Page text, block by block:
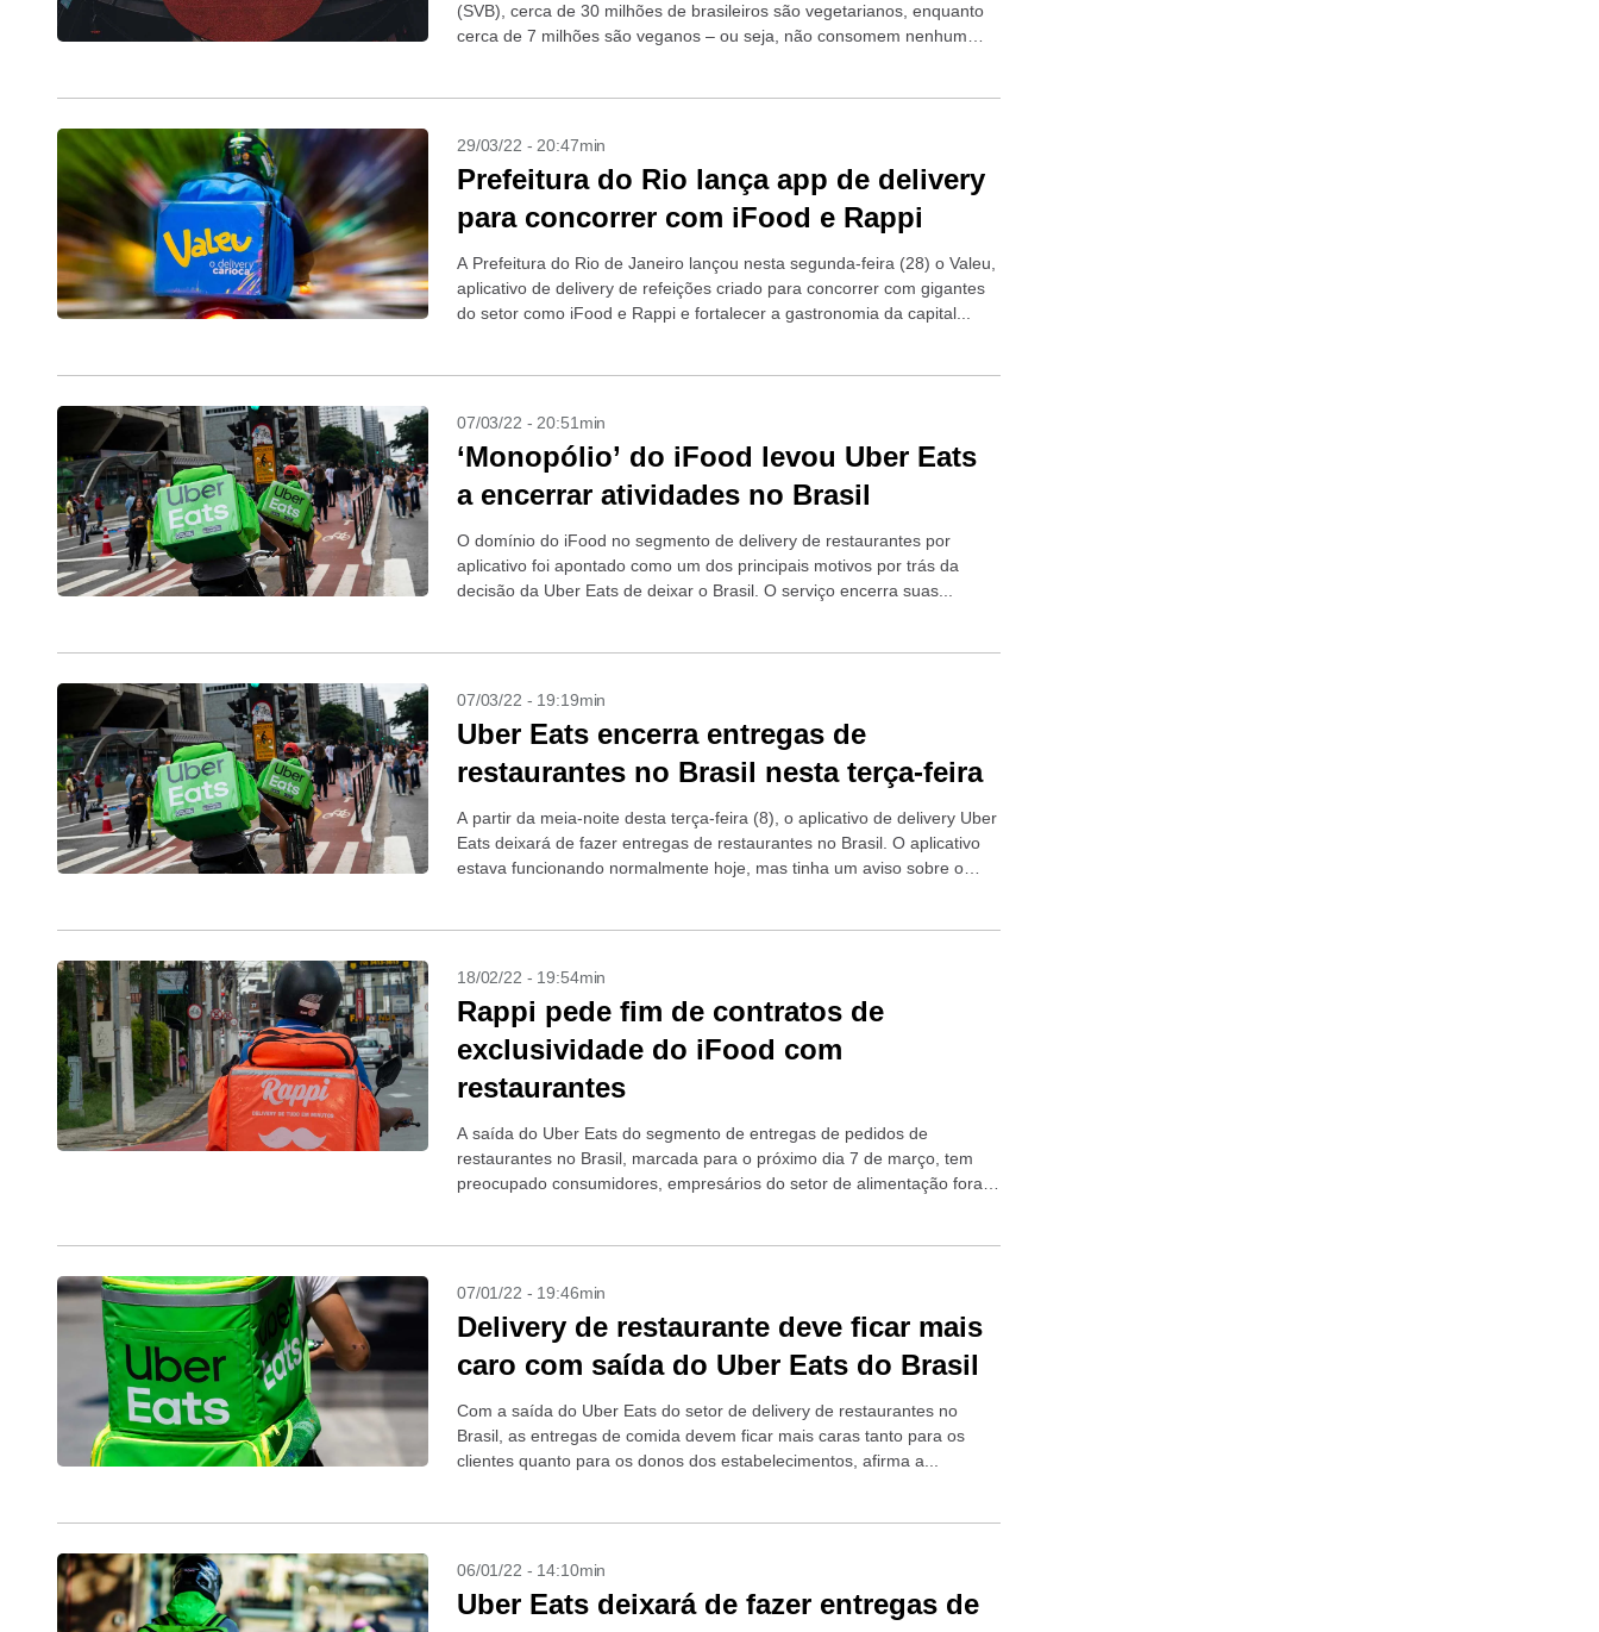
(SVB), cerca de 30 milhões de brasileiros são vegetarianos, enquanto
cerca de 7 milhões são veganos – ou seja, não consomem nenhum
29/03/22 - 20:47min
Prefeitura do Rio lança app de delivery
para concorrer com iFood e Rappi
A Prefeitura do Rio de Janeiro lançou nesta segunda-feira (28) o Valeu,
aplicativo de delivery de refeições criado para concorrer com gigantes
do setor como iFood e Rappi e fortalecer a gastronomia da capital...
07/03/22 - 20:51min
‘Monopólio’ do iFood levou Uber Eats
a encerrar atividades no Brasil
O domínio do iFood no segmento de delivery de restaurantes por
aplicativo foi apontado como um dos principais motivos por trás da
decisão da Uber Eats de deixar o Brasil. O serviço encerra suas...
07/03/22 - 19:19min
Uber Eats encerra entregas de
restaurantes no Brasil nesta terça-feira
A partir da meia-noite desta terça-feira (8), o aplicativo de delivery Uber
Eats deixará de fazer entregas de restaurantes no Brasil. O aplicativo
estava funcionando normalmente hoje, mas tinha um aviso sobre o
18/02/22 - 19:54min
Rappi pede fim de contratos de
exclusividade do iFood com
restaurantes
A saída do Uber Eats do segmento de entregas de pedidos de
restaurantes no Brasil, marcada para o próximo dia 7 de março, tem
preocupado consumidores, empresários do setor de alimentação fora
07/01/22 - 19:46min
Delivery de restaurante deve ficar mais
caro com saída do Uber Eats do Brasil
Com a saída do Uber Eats do setor de delivery de restaurantes no
Brasil, as entregas de comida devem ficar mais caras tanto para os
clientes quanto para os donos dos estabelecimentos, afirma a...
06/01/22 - 14:10min
Uber Eats deixará de fazer entregas de